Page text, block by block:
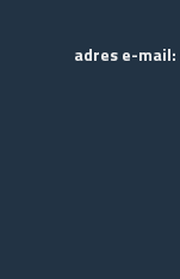
adres e-mail: